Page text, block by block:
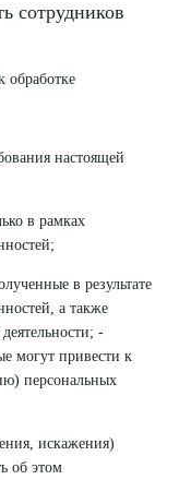
сотрудников
обработке
настоящей
в рамках
в результате
а также
-
могут привести к
персональных
искажения)
об этом